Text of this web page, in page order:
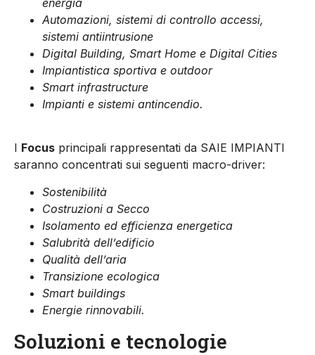
energia
Automazioni, sistemi di controllo accessi,
sistemi antiintrusione
Digital Building, Smart Home e Digital Cities
Impiantistica sportiva e outdoor
Smart infrastructure
Impianti e sistemi antincendio.
I Focus principali rappresentati da SAIE IMPIANTI
saranno concentrati sui seguenti macro-driver:
Sostenibilità
Costruzioni a Secco
Isolamento ed efficienza energetica
Salubrità dell’edificio
Qualità dell’aria
Transizione ecologica
Smart buildings
Energie rinnovabili.
Soluzioni e tecnologie